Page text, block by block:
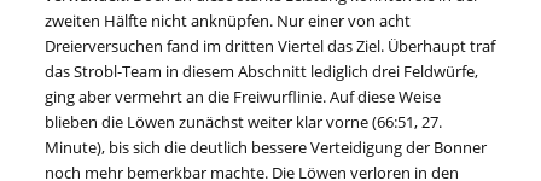
zweiten Hälfte nicht anknüpfen. Nur einer von acht
Dreierversuchen fand im dritten Viertel das Ziel. Überhaupt traf
das Strobl-Team in diesem Abschnitt lediglich drei Feldwürfe,
ging aber vermehrt an die Freiwurflinie. Auf diese Weise
blieben die Löwen zunächst weiter klar vorne (66:51, 27.
Minute), bis sich die deutlich bessere Verteidigung der Bonner
noch mehr bemerkbar machte. Die Löwen verloren in den